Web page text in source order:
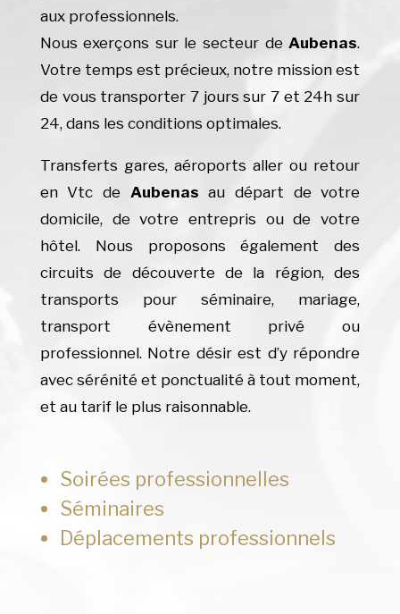
aux professionnels.
Nous exerçons sur le secteur deAubenas.
Votre temps est précieux, notre mission est
de vous transporter 7 jours sur 7 et 24h sur
24, dans les conditions optimales.
Transferts gares, aéroports aller ou retour
en Vtc de Aubenas au départ de votre
domicile, de votre entrepris ou de votre
hôtel. Nous proposons également des
circuits de découverte de la région, des
transports pour séminaire, mariage,
transport évènement privé ou
professionnel. Notre désir est d’y répondre
avec sérénité et ponctualité à tout moment,
et au tarif le plus raisonnable.
Soirées professionnelles
Séminaires
Déplacements professionnels